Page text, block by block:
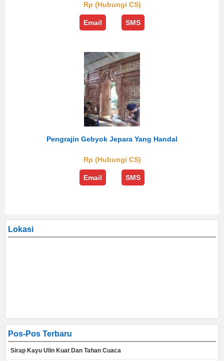
Rp (Hubungi CS)
Email SMS
Pengrajin Gebyok Jepara Yang Handal
Rp (Hubungi CS)
Email SMS
Lokasi
Pos-Pos Terbaru
Sirap Kayu Ulin Kuat Dan Tahan Cuaca